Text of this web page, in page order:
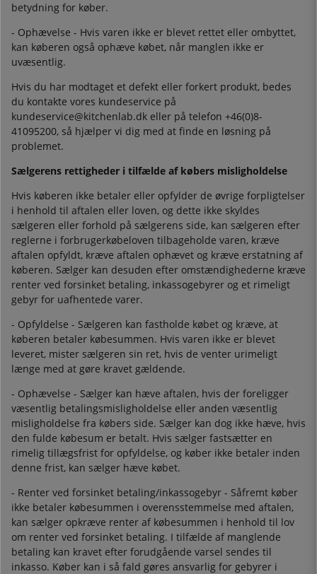
betydning for køber.
- Ophævelse - Hvis varen ikke er blevet rettet eller ombyttet,
kan køberen også ophæve købet, når manglen ikke er
uvæsentlig.
Hvis du har modtaget et defekt eller forkert produkt, bedes
du kontakte vores kundeservice på
kundeservice@kitchenlab.dk eller på telefon +46(0)8-
41095200, så hjælper vi dig med at finde en løsning på
problemet.
Sælgerens rettigheder i tilfælde af købers misligholdelse
Hvis køberen ikke betaler eller opfylder de øvrige forpligtelser
i henhold til aftalen eller loven, og dette ikke skyldes
sælgeren eller forhold på sælgerens side, kan sælgeren efter
reglerne i forbrugerkøbeloven tilbageholde varen, kræve
aftalen opfyldt, kræve aftalen ophævet og kræve erstatning af
køberen. Sælger kan desuden efter omstændighederne kræve
renter ved forsinket betaling, inkassogebyrer og et rimeligt
gebyr for uafhentede varer.
- Opfyldelse - Sælgeren kan fastholde købet og kræve, at
køberen betaler købesummen. Hvis varen ikke er blevet
leveret, mister sælgeren sin ret, hvis de venter urimeligt
længe med at gøre kravet gældende.
- Ophævelse - Sælger kan hæve aftalen, hvis der foreligger
væsentlig betalingsmisligholdelse eller anden væsentlig
misligholdelse fra købers side. Sælger kan dog ikke hæve, hvis
den fulde købesum er betalt. Hvis sælger fastsætter en
rimelig tillægsfrist for opfyldelse, og køber ikke betaler inden
denne frist, kan sælger hæve købet.
- Renter ved forsinket betaling/inkassogebyr - Såfremt køber
ikke betaler købesummen i overensstemmelse med aftalen,
kan sælger opkræve renter af købesummen i henhold til lov
om renter ved forsinket betaling. I tilfælde af manglende
betaling kan kravet efter forudgående varsel sendes til
inkasso. Køber kan i så fald gøres ansvarlig for gebyrer i